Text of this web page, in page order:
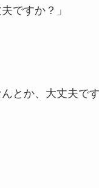
ですか？」
んとか、大丈夫で